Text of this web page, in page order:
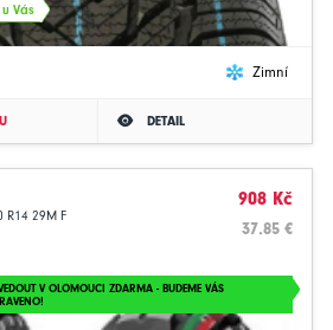
Vás
Zimní
DETAIL
R14 29M F
908 Kč
37.85 €
V OLOMOUCI ZDARMA - BUDEME VÁS